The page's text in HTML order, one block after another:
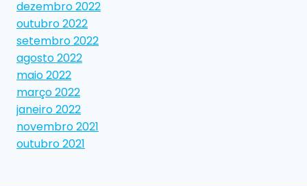
dezembro 2022
outubro 2022
setembro 2022
agosto 2022
maio 2022
março 2022
janeiro 2022
novembro 2021
outubro 2021